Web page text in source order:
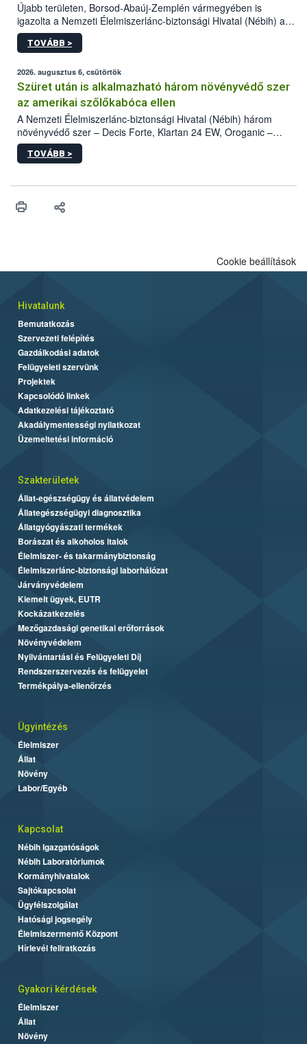
Újabb területen, Borsod-Abaúj-Zemplén vármegyében is
igazolta a Nemzeti Élelmiszerlánc-biztonsági Hivatal (Nébih) a
kőrisrontó karcsúdíszbogár (Agrilus planipennis) jelenlétét. A
kártevőt nem csak színcsapdában találták meg, de már fertőzött
az intenzív felderítést, emellett az intézkedéseket a szlovák
hatósággal is összehangolják a terjedés megállítása érdekében.
TOVÁBB >
2026. augusztus 6, csütörtök
Szüret után is alkalmazható három növényvédő szer
az amerikai szőlőkabóca ellen
A Nemzeti Élelmiszerlánc-biztonsági Hivatal (Nébih) három
növényvédő szer – Decis Forte, Klartan 24 EW, Oroganic –
engedélyokiratát módosította, így azok a szüretet követően,
egészen a vesszőérettség (BBCH 91) stádiumáig
érésű szőlőkben is legyen lehetőség a károsító elleni további
felhasználók számára is elérhető és ökológiai termesztésben is
TOVÁBB >
Cookie beállítások
Hivatalunk
Bemutatkozás
Szervezeti felépítés
Gazdálkodási adatok
Felügyeleti szervünk
Projektek
Kapcsolódó linkek
Adatkezelési tájékoztató
Akadálymentességi nyilatkozat
Üzemeltetési információ
Szakterületek
Állat-egészségügy és állatvédelem
Állategészségügyi diagnosztika
Állatgyógyászati termékek
Borászat és alkoholos italok
Élelmiszer- és takarmánybiztonság
Élelmiszerlánc-biztonsági laborhálózat
Járványvédelem
Kiemelt ügyek, EUTR
Kockázatkezelés
Mezőgazdasági genetikai erőforrások
Növényvédelem
Nyilvántartási és Felügyeleti Díj
Rendszerszervezés és felügyelet
Termékpálya-ellenőrzés
Ügyintézés
Élelmiszer
Állat
Növény
Labor/Egyéb
Kapcsolat
Nébih Igazgatóságok
Nébih Laboratóriumok
Kormányhivatalok
Sajtókapcsolat
Ügyfélszolgálat
Hatósági jogsegély
Élelmiszermentő Központ
Hírlevél feliratkozás
Gyakori kérdések
Élelmiszer
Állat
Növény